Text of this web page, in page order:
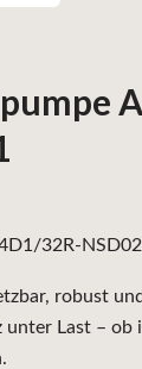
robust
Last – ob
32R-